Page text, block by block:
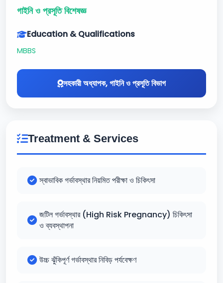
গাইনি ও প্রসূতি বিশেষজ্ঞ
Education & Qualifications
MBBS
সহকারী অধ্যাপক, গাইনি ও প্রসূতি বিভাগ
Treatment & Services
স্বাভাবিক গর্ভাবস্থার নিয়মিত পরীক্ষা ও চিকিৎসা
জটিল গর্ভাবস্থার (High Risk Pregnancy) চিকিৎসা
ও ব্যবস্থাপনা
উচ্চ ঝুঁকিপূর্ণ গর্ভাবস্থার নিবিড় পর্যবেক্ষণ